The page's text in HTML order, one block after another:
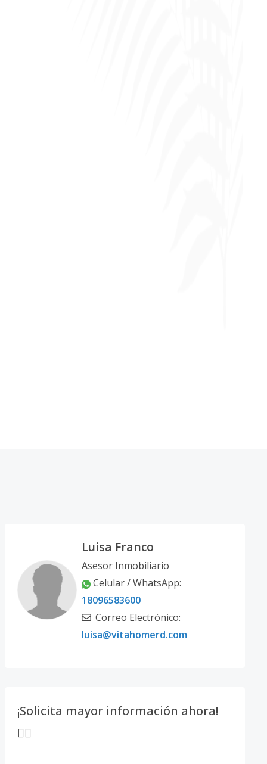
Luisa Franco
Asesor Inmobiliario
Celular / WhatsApp:
18096583600
Correo Electrónico:
luisa@vitahomerd.com
¡Solicita mayor información ahora!
👇🏽